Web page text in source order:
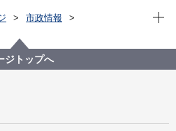
市政情報
新型コロナウイルス感染報告に対
について
現在
ジトップへ